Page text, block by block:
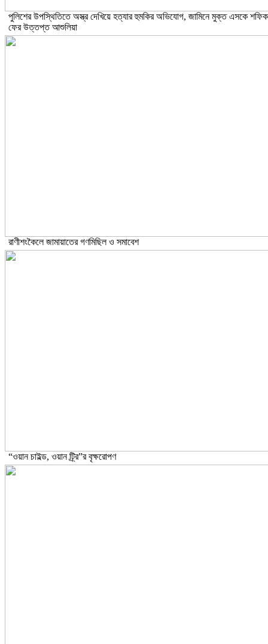
পুলিশের উপস্থিতিতে অস্ত্র দেখিয়ে হত্যার হুমকির অভিযোগ, জামিনে মুক্ত এসকে
ফের উত্তপ্ত আশুলিয়া
রাণীশংকৈলে জামায়াতের গণমিছিল ও সমাবেশ
“ওয়ান চাইল্ড, ওয়ান ট্র্রি”র বৃক্ষরোপণ